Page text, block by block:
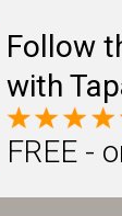
Follow
with
FREE -